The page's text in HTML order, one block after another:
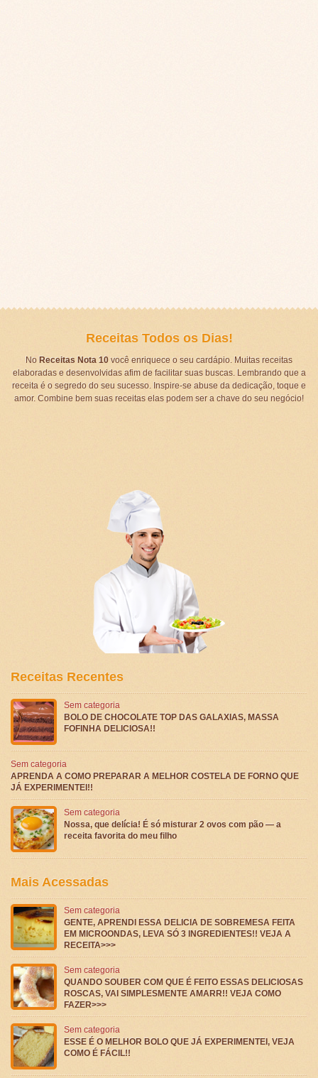
Receitas Todos os Dias!
No Receitas Nota 10você enriquece o seu cardápio. Muitas receitas
elaboradas e desenvolvidas afim de facilitar suas buscas. Lembrando que a
receita é o segredo do seu sucesso. Inspire-se abuse da dedicação, toque e
amor. Combine bem suas receitas elas podem ser a chave do seu negócio!
Receitas Recentes
Sem categoria
BOLO DE CHOCOLATE TOP DAS GALAXIAS, MASSA
FOFINHA DELICIOSA!!
Sem categoria
APRENDA A COMO PREPARAR A MELHOR COSTELA DE FORNO QUE
JÁ EXPERIMENTEI!!
Sem categoria
Nossa, que delícia! É só misturar 2 ovos com pão — a
receita favorita do meu filho
Mais Acessadas
Sem categoria
GENTE, APRENDI ESSA DELICIA DE SOBREMESA FEITA
EM MICROONDAS, LEVA SÓ 3 INGREDIENTES!! VEJA A
RECEITA>>>
Sem categoria
QUANDO SOUBER COM QUE É FEITO ESSAS DELICIOSAS
ROSCAS, VAI SIMPLESMENTE AMARR!! VEJA COMO
FAZER>>>
Sem categoria
ESSE É O MELHOR BOLO QUE JÁ EXPERIMENTEI, VEJA
COMO É FÁCIL!!